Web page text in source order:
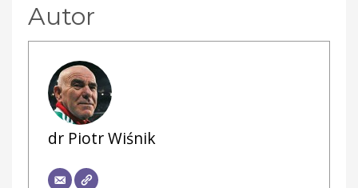
Autor
dr Piotr Wiśnik